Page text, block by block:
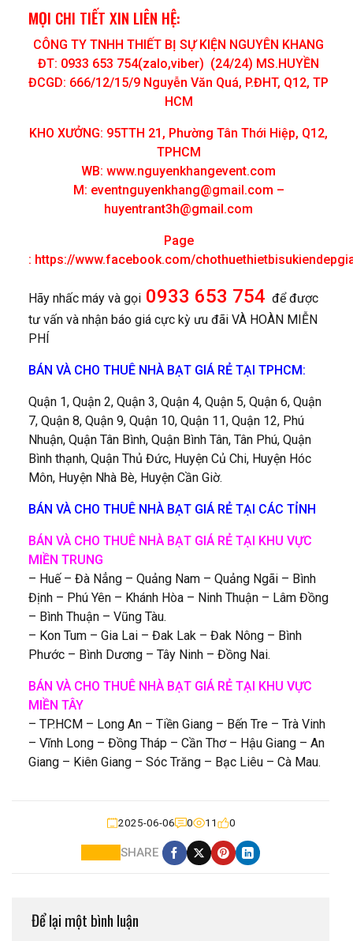
MỌI CHI TIẾT XIN LIÊN HỆ:
CÔNG TY TNHH THIẾT BỊ SỰ KIỆN NGUYÊN KHANG
ĐT: 0933 653 754(zalo,viber) (24/24) MS.HUYỀN
ĐCGD: 666/12/15/9 Nguyễn Văn Quá, P.ĐHT, Q12, TP
HCM
KHO XƯỞNG: 95TTH 21, Phường Tân Thới Hiệp, Q12,
TPHCM
WB: www.nguyenkhangevent.com
M: eventnguyenkhang@gmail.com –
huyentrant3h@gmail.com
Page
: https://www.facebook.com/
Hãy nhấc máy và gọi 0933 653 754 để được
tư vấn và nhận báo giá cực kỳ ưu đãi VÀ HOÀN MIỄN
PHÍ
BÁN VÀ CHO THUÊ NHÀ BẠT GIÁ RẺ TẠI TPHCM:
Quận 1, Quận 2, Quận 3, Quận 4, Quận 5, Quận 6, Quận
7, Quận 8, Quận 9, Quận 10, Quận 11, Quận 12, Phú
Nhuận, Quận Tân Bình, Quận Bình Tân, Tân Phú, Quận
Bình thạnh, Quận Thủ Đức, Huyện Củ Chi, Huyện Hóc
Môn, Huyện Nhà Bè, Huyện Cần Giờ.
BÁN VÀ CHO THUÊ NHÀ BẠT GIÁ RẺ TẠI CÁC TỈNH
BÁN VÀ CHO THUÊ NHÀ BẠT GIÁ RẺ TẠI KHU VỰC
MIỀN TRUNG
– Huế – Đà Nẳng – Quảng Nam – Quảng Ngãi – Bình
Định – Phú Yên – Khánh Hòa – Ninh Thuận – Lâm Đồng
– Bình Thuận – Vũng Tàu.
– Kon Tum – Gia Lai – Đak Lak – Đak Nông – Bình
Phước – Bình Dương – Tây Ninh – Đồng Nai.
BÁN VÀ CHO THUÊ NHÀ BẠT GIÁ RẺ TẠI KHU VỰC
MIỀN TÂY
– TP.HCM – Long An – Tiền Giang – Bến Tre – Trà Vinh
– Vĩnh Long – Đồng Tháp – Cần Thơ – Hậu Giang – An
Giang – Kiên Giang – Sóc Trăng – Bạc Liêu – Cà Mau.
2025-06-06 0 11 0
SHARE
Để lại một bình luận